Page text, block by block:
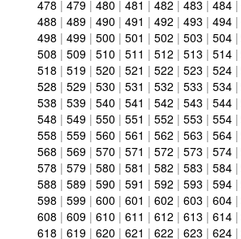
478 | 479 | 480 | 481 | 482 | 483 | 484 |
488 | 489 | 490 | 491 | 492 | 493 | 494 |
498 | 499 | 500 | 501 | 502 | 503 | 504 |
508 | 509 | 510 | 511 | 512 | 513 | 514 |
518 | 519 | 520 | 521 | 522 | 523 | 524 |
528 | 529 | 530 | 531 | 532 | 533 | 534 |
538 | 539 | 540 | 541 | 542 | 543 | 544 |
548 | 549 | 550 | 551 | 552 | 553 | 554 |
558 | 559 | 560 | 561 | 562 | 563 | 564 |
568 | 569 | 570 | 571 | 572 | 573 | 574 |
578 | 579 | 580 | 581 | 582 | 583 | 584 |
588 | 589 | 590 | 591 | 592 | 593 | 594 |
598 | 599 | 600 | 601 | 602 | 603 | 604 |
608 | 609 | 610 | 611 | 612 | 613 | 614 |
618 | 619 | 620 | 621 | 622 | 623 | 624 |